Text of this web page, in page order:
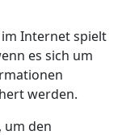
Internet spielt
es sich um
werden.
um den